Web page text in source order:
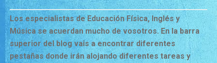
Los especialistas de Educación Física, Inglés y
Música se acuerdan mucho de vosotros. En la barra
superior del blog vais a encontrar diferentes
pestañas donde irán alojando diferentes tareas y